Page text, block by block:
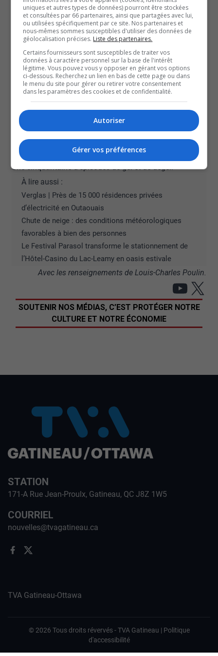
dernière, et l’atteinte des délais pour les déblaiements
des rues et des trottoirs, dans 81 % et 98,5 % des cas
respectivement, témoignent de l’efficacité des opérations
hivernales.
Selon la Ville, les investissements dans les équipements
ont porté fruit.
Statistiques de l’hiver 2025-2026 :
moyenne des 15 dernières années, qui se situe à 228 cm
215 mm de pluie;
17 tempêtes de neige;
Trois tempêtes de verglas;
Une cinquantaine d’épisodes de gel et de dégel.
À lire aussi :
Verglas | Près de 15 000 résidences privées
d’électricité en Outaouais
Chute de neige : des conditions météorologiques
favorables à bien des personnes
Le Festival Parasol transforme le stationnement de
l’Hôtel-Casino du Lac-Leamy en oasis estivale
Avec les renseignements de Louis-Charles Poulin.
X
SOUTENIR NOS MÉDIAS, C’EST PROTÉGER NOTRE
CULTURE ET NOTRE ÉCONOMIE
STATION
171-A Rue Jean-Proulx, Gatineau, QC J8Z 1W5
COURRIEL
nouvelles@tvagatineau.ca
TVA Gatineau-Ottawa
© 2026 Tous droits révervés -TVA Gatineau | Politique
d'accessibilité
uniques et autres types de données) pourront être stockées
et consultées par 66 partenaires, ainsi que partagées avec lui,
ou utilisées spécifiquement par ce site. Nos partenaires et
nous-mêmes sommes susceptibles d'utiliser des données de
géolocalisation précises. Liste des partenaires.
Certains fournisseurs sont susceptibles de traiter vos
données à caractère personnel sur la base de l'intérêt
légitime. Vous pouvez vous y opposer en gérant vos options
ci-dessous. Recherchez un lien en bas de cette page ou dans
le menu du site pour gérer ou retirer votre consentement
dans les paramètres des cookies et de confidentialité.
Autoriser
Gérer vos préférences